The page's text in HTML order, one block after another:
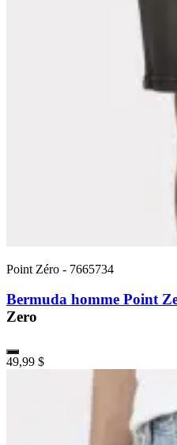
Point Zéro - 7665734
Bermuda homme Point
Zero
49,99 $